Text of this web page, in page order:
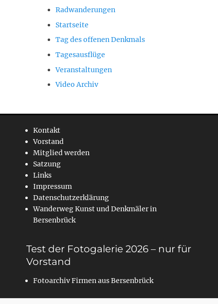
Radwanderungen
Startseite
Tag des offenen Denkmals
Tagesausflüge
Veranstaltungen
Video Archiv
Kontakt
Vorstand
Mitglied werden
Satzung
Links
Impressum
Datenschutzerklärung
Wanderweg Kunst und Denkmäler in
Bersenbrück
Test der Fotogalerie 2026 – nur für
Vorstand
Fotoarchiv Firmen aus Bersenbrück